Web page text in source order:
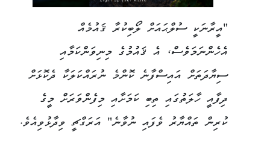
"އީރާނަކީ ސުލްޙައަށް ލޯބިކުރާ ޤައުމެއް
އެހެންނަމަވެސް، އެ ޤައުމުގެ މިނިވަންކަމާއި
ސިޔާދަތަށް އައިސްފާނެ ކޮންމެ ނުރައްކަލަކާ ދެކޮޅަށް
ދިފާއީ ހާލަތުގައި ތިބި ކަމަށާއި މިފެންވަރަށް މީގެ
ކުރިން ތައްޔާރު ވެފައި ނުވާނެ" އަރަގްޗީ ވިދާޅުވިއެވެ.